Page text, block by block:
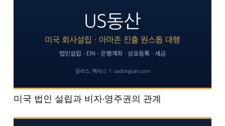
미국 법인 설립과 비자·영주권의 관계